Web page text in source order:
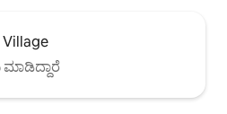
Village
ಮಾಡಿದ್ದಾರೆ